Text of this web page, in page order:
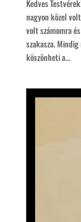
Kedves
nagyon közel
volt számomra
szakasza.
köszönheti a...